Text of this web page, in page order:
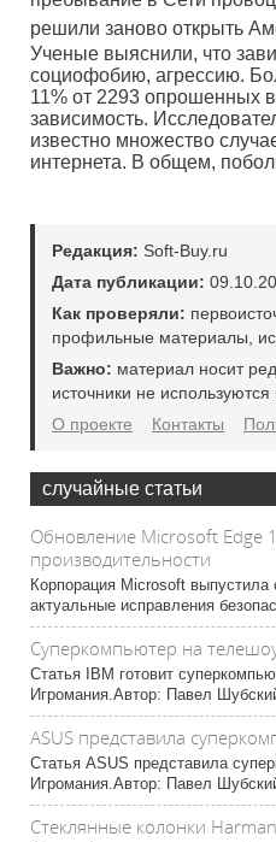
решили заново открыть
Ученые выяснили, что
социофобию, агрессию.
11% от 2293 опрошенных
зависимость.
известно множество
интернета. В общем,
Редакция: Soft-Buy.ru
Дата публикации:
Как проверяли:
профильные материалы,
Важно: материал носит
источники не
О проекте
Контакты
случайные статьи
Обновление Microsoft Edge
производительности
Корпорация Microsoft
актуальные исправления
Суперкомпьютер на
Статья IBM готовит
Игромания.Автор: Павел
ASUS представила
Статья ASUS представила
Игромания.Автор: Павел
Стеклянные колонки